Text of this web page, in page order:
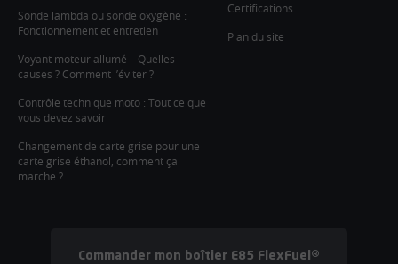
Sonde lambda ou sonde oxygène :
Fonctionnement et entretien
Voyant moteur allumé – Quelles
causes ? Comment l’éviter ?
Contrôle technique moto : Tout ce que
vous devez savoir
Changement de carte grise pour une
carte grise éthanol, comment ça
marche ?
Certifications
Plan du site
Commander mon boîtier E85 FlexFuel®